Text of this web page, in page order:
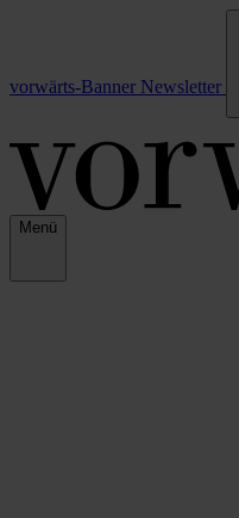
vorwärts-Banner Newsletter
Menü